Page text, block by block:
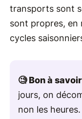
transports sont
sont propres, en
cycles
🧐 Bon à
jours, on
non les